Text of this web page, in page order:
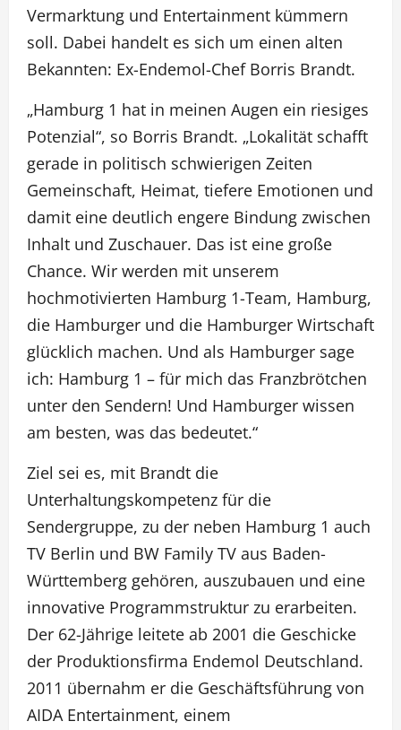
Vermarktung und Entertainment kümmern
soll. Dabei handelt es sich um einen alten
Bekannten: Ex-Endemol-Chef Borris Brandt.
„Hamburg 1 hat in meinen Augen ein riesiges
Potenzial“, so Borris Brandt. „Lokalität schafft
gerade in politisch schwierigen Zeiten
Gemeinschaft, Heimat, tiefere Emotionen und
damit eine deutlich engere Bindung zwischen
Inhalt und Zuschauer. Das ist eine große
Chance. Wir werden mit unserem
hochmotivierten Hamburg 1-Team, Hamburg,
die Hamburger und die Hamburger Wirtschaft
glücklich machen. Und als Hamburger sage
ich: Hamburg 1 – für mich das Franzbrötchen
unter den Sendern! Und Hamburger wissen
am besten, was das bedeutet.“
Ziel sei es, mit Brandt die
Unterhaltungskompetenz für die
Sendergruppe, zu der neben Hamburg 1 auch
TV Berlin und BW Family TV aus Baden-
Württemberg gehören, auszubauen und eine
innovative Programmstruktur zu erarbeiten.
Der 62-Jährige leitete ab 2001 die Geschicke
der Produktionsfirma Endemol Deutschland.
2011 übernahm er die Geschäftsführung von
AIDA Entertainment, einem